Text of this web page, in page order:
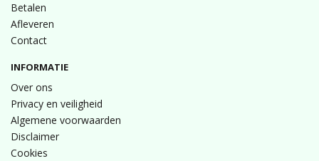
Betalen
Afleveren
Contact
INFORMATIE
Over ons
Privacy en veiligheid
Algemene voorwaarden
Disclaimer
Cookies